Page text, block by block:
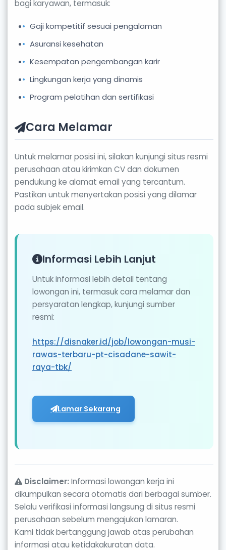
bagi karyawan, termasuk:
Gaji kompetitif sesuai pengalaman
Asuransi kesehatan
Kesempatan pengembangan karir
Lingkungan kerja yang dinamis
Program pelatihan dan sertifikasi
Cara Melamar
Untuk melamar posisi ini, silakan kunjungi situs resmi
perusahaan atau kirimkan CV dan dokumen
pendukung ke alamat email yang tercantum.
Pastikan untuk menyertakan posisi yang dilamar
pada subjek email.
Informasi Lebih Lanjut
Untuk informasi lebih detail tentang
lowongan ini, termasuk cara melamar dan
persyaratan lengkap, kunjungi sumber
resmi:
https://disnaker.id/job/lowongan-musi-
rawas-terbaru-pt-cisadane-sawit-
raya-tbk/
Lamar Sekarang
Disclaimer: Informasi lowongan kerja ini
dikumpulkan secara otomatis dari berbagai sumber.
Selalu verifikasi informasi langsung di situs resmi
perusahaan sebelum mengajukan lamaran.
Kami tidak bertanggung jawab atas perubahan
informasi atau ketidakakuratan data.